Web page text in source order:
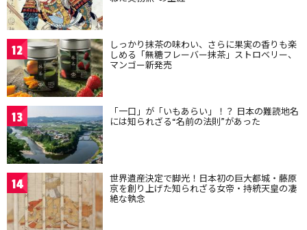
12 しっかり抹茶の味わい、さらに果実の香りも楽
しめる「無糖フレーバー抹茶」ストロベリー、
マンゴー新発売
13 「一口」が「いもあらい」！？ 日本の難読地名
には知られざる“名前の法則”があった
14 世界遺産決定で脚光！日本初の巨大都城・藤原
京を創り上げた知られざる女帝・持統天皇の凄
絶な執念